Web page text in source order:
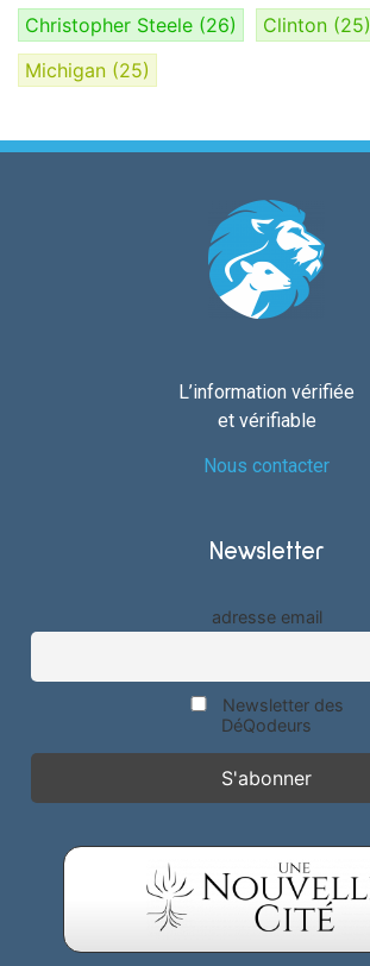
Christopher Steele (26) Clinton (25)
Michigan (25)
L’information vérifiée
et vérifiable
Nous contacter
Newsletter
adresse email
Newsletter des
DéQodeurs